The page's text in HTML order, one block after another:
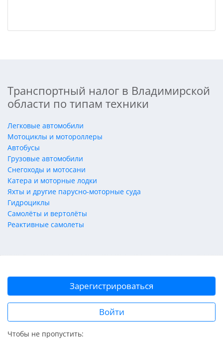
Транспортный налог в Владимирской
области по типам техники
Легковые автомобили
Мотоциклы и мотороллеры
Автобусы
Грузовые автомобили
Снегоходы и мотосани
Катера и моторные лодки
Яхты и другие парусно-моторные суда
Гидроциклы
Самолёты и вертолёты
Реактивные самолеты
Зарегистрироваться
Войти
Чтобы не пропустить: